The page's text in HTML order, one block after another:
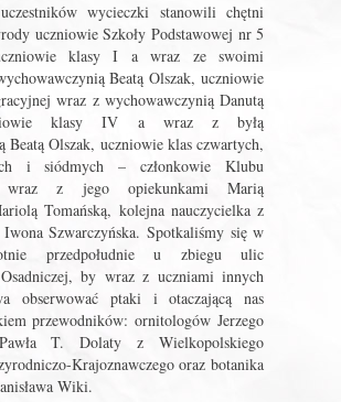
wycieczki stanowili chętni
uczniowie Szkoły Podstawowej nr 5
klasy I a wraz ze swoimi
Beatą Olszak, uczniowie
wraz z wychowawczynią Danutą
klasy IV a wraz z byłą
Beatą Olszak, uczniowie klas czwartych,
i siódmych – członkowie Klubu
wraz z jego opiekunkami Marią
Tomańską, kolejna nauczycielka z
Iwona Szwarczyńska. Spotkaliśmy się w
przedpołudnie u zbiegu ulic
by wraz z uczniami innych
obserwować ptaki i otaczającą nas
przewodników: ornitologów Jerzego
T. Dolaty z Wielkopolskiego
Krajoznawczego oraz botanika
Wiki.